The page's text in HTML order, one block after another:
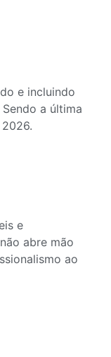
e incluindo
a última
2026.
e
abre mão
ao